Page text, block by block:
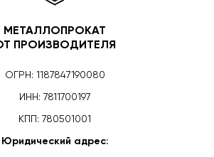
МЕТАЛЛОПРОКАТ
ПРОИЗВОДИТЕЛЯ
ОГРН: 1187847190080
ИНН: 7811700197
КПП: 780501001
Юридический адрес: